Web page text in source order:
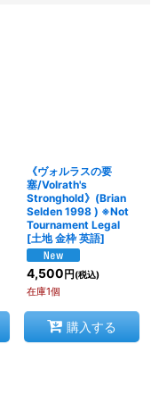
《ヴォルラスの要
塞/Volrath's
Stronghold》(Brian
Selden 1998 ) ※Not
Tournament Legal
[土地 金枠 英語]
4,500 円 (税込)
在庫1個
購入する